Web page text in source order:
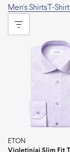
Men's Shirts T-
ETON